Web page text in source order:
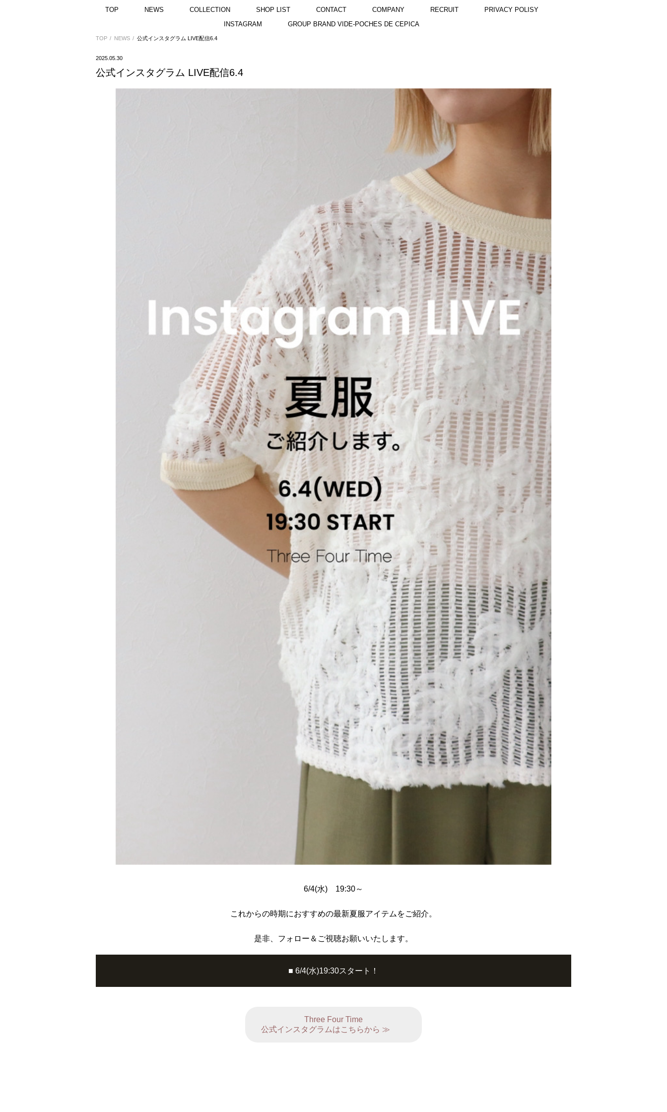
TOP NEWS COLLECTION SHOP LIST CONTACT COMPANY RECRUIT
PRIVACY POLISY
INSTAGRAM
GROUP BRAND VIDE-POCHES DE CEPICA
TOP NEWS 公式インスタグラム LIVE配信6.4
2025.05.30
公式インスタグラム LIVE配信6.4
6/4(水) 19:30～
これからの時期におすすめの最新夏服アイテムをご紹介。
是非、フォロー＆ご視聴お願いいたします。
■ 6/4(水)19:30スタート！
Three Four Time
公式インスタグラムはこちらから ≫